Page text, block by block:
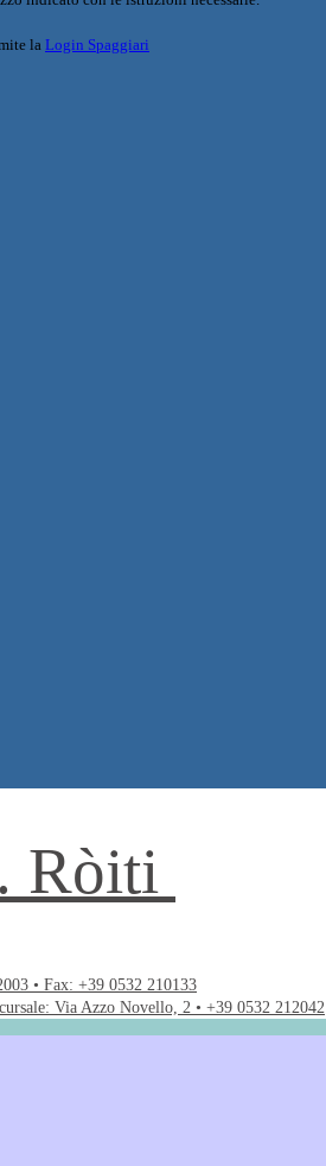
la Login Spaggiari
Ròiti
• Fax: +39 0532 210133
Via Azzo Novello, 2 • +39 0532 212042